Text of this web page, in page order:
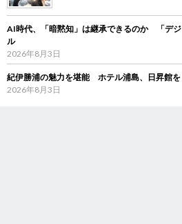
AI時代、「暗黙知」は継承できるのか 「デ
ル
2026年8月3日
紀伊勝浦の魅力を堪能 ホテル浦島、日昇館を
2026年8月3日